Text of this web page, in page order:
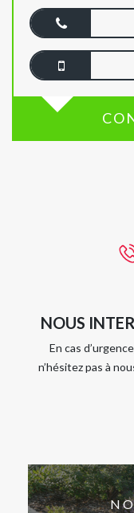
NOUS
En cas
n’hésitez pas à